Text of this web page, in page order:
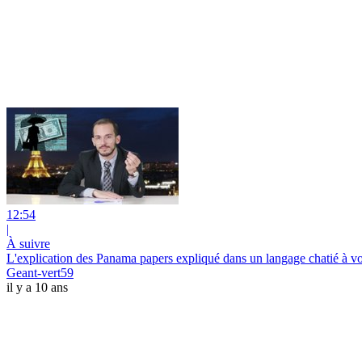
12:54
|
À suivre
L'explication des Panama papers expliqué dans un langage chatié à
Geant-vert59
il y a 10 ans